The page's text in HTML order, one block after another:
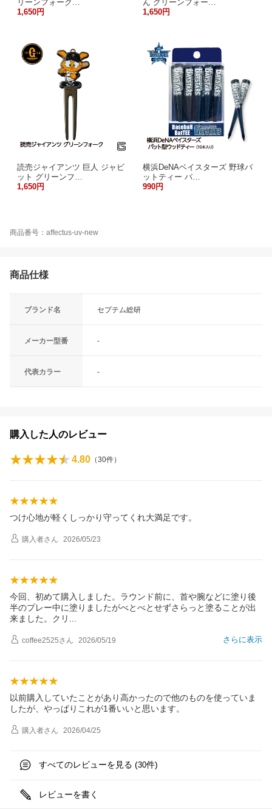
リーンフォーク…
1,650円
ん グリーンフォー…
1,650円
読売ジャイアンツ 巨人 ジャビ
ット グリーンフ…
1,650円
横浜DeNAベイスターズ 野球バ
ットティー バ…
990円
商品番号：affectus-uv-new
商品仕様
ブランド名 セプテム総研
メーカー型番 -
代表カラー -
購入した人のレビュー
4.80 （30件）
つけ心地が軽くしっかり守ってくれ大満足です。
購入者さん 2026/05/23
今回、初めて購入しました。ラウンド前に、首や腕などに塗り後
半のプレー中に塗りましたがべとべとせずさらっと塗ることが出
来ました。ク リ
さらに表示
coffee2525さん 2026/05/19
以前購入していたことがあり高かったので他のものを使っていま
したが、やっぱりこれが1番いいと思います。
購入者さん 2026/04/25
すべてのレビューを見る (30件)
レビューを書く